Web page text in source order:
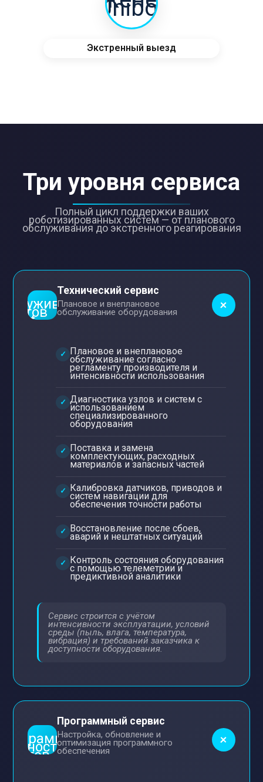
Экстренный выезд
Три уровня сервиса
Полный цикл поддержки ваших
роботизированных систем — от планового
обслуживания до экстренного реагирования
Технический сервис
Плановое и внеплановое
обслуживание оборудования +
Плановое и внеплановое
обслуживание согласно
регламенту производителя и
интенсивности использования
Диагностика узлов и систем с
использованием
специализированного
оборудования
Поставка и замена
комплектующих, расходных
материалов и запасных частей
Калибровка датчиков, приводов и
систем навигации для
обеспечения точности работы
Восстановление после сбоев,
аварий и нештатных ситуаций
Контроль состояния оборудования
с помощью телеметрии и
предиктивной аналитики
Сервис строится с учётом
интенсивности эксплуатации, условий
среды (пыль, влага, температура,
вибрация) и требований заказчика к
доступности оборудования.
Программный сервис
Настройка, обновление и
оптимизация программного
обеспечения
+